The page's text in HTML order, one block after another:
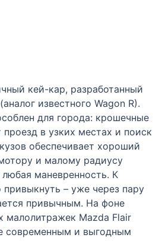
кей-кар, разработанный
известного Wagon R).
для города: крошечные
проезд в узких местах и поиск
обеспечивает хороший
и малому радиусу
маневренность. К
– уже через пару
привычным. На фоне
малолитражек Mazda Flair
современным и выгодным